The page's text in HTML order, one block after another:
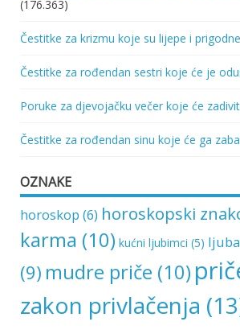
(176.363)
Čestitke za krizmu koje su lijepe i prigodne
Čestitke za rođendan sestri koje će je
Poruke za djevojačku večer koje će
Čestitke za rođendan sinu koje će ga
OZNAKE
horoskop (6) horoskopski
karma (10) kućni ljubimci (5)
(9) mudre priče (10)
zakon privlačenja